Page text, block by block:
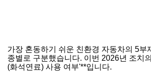
가장 혼동하기 쉬운 친환경 자동차의 5부
종별로 구분했습니다. 이번 2026년 조치
(화석연료) 사용 여부'**입니다.